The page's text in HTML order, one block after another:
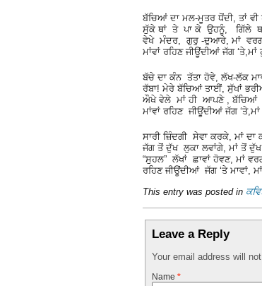
ਬੱਚਿਆਂ ਦਾ ਮਲ-ਮੂਤਰ ਧੋਂਦੀ, ਤਾਂ ਵੀ
ਸੁੱਕੇ ਥਾਂ ਤੇ ਪਾ ਕੇ ਉਹਨੂੰ, ਗਿੱਲੇ ਥਾਂ
ਵੇਖੇ ਮੰਦਰ, ਗੁਰੁ -ਦੁਆਰੇ, ਮਾਂ
ਮਾਂਵਾਂ ਰਹਿਣ ਜੀਊਂਦੀਆਂ ਜੱਗ ‘ਤੇ,ਮਾਂ
ਬੱਚੇ ਦਾ ਕੰਨ ਤੱਤਾ ਹੋਵੇ, ਲੱਖ-ਲੱਕ
ਰੱਬਾ! ਮੇਰੇ ਬੱਚਿਆਂ ਤਾਈਂ, ਸੁੱਖਾਂ
ਔਖੇ ਵੇਲੇ ਮਾਂ ਹੀ ਆਪਣੇ , ਬੱਚਿਆਂ
ਮਾਂਵਾਂ ਰਹਿਣ ਜੀਊਂਦੀਆਂ ਜੱਗ ‘ਤੇ,ਮਾਂ
ਸਾਰੀ ਜ਼ਿੰਦਗੀ ਸੇਵਾ ਕਰਕੇ, ਮਾਂ ਦਾ
ਜੱਗ ਤੋਂ ਦੁੱਖ ਲੁਕਾ ਲਵਾਂਗੇ, ਮਾਂ ਤੋਂ
“ਸੁਹਲ” ਲੱਖਾਂ ਛਾਵਾਂ ਹੋਵਣ, ਮਾਂ
ਰਹਿਣ ਜੀਊਂਦੀਆਂ ਜੱਗ ‘ਤੇ ਮਾਵਾਂ,
This entry was posted in
Leave a Reply
Your email address will
Name *